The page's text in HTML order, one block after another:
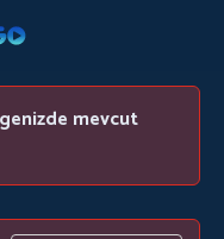
mevcut